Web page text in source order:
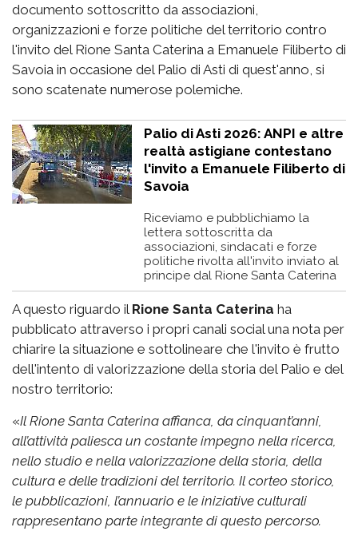
documento sottoscritto da associazioni,
organizzazioni e forze politiche del territorio contro
l'invito del Rione Santa Caterina a Emanuele Filiberto di
Savoia in occasione del Palio di Asti di quest'anno, si
sono scatenate numerose polemiche.
Palio di Asti 2026: ANPI e altre
realtà astigiane contestano
l'invito a Emanuele Filiberto di
Savoia
Riceviamo e pubblichiamo la
lettera sottoscritta da
associazioni, sindacati e forze
politiche rivolta all'invito inviato al
principe dal Rione Santa Caterina
A questo riguardo il Rione Santa Caterina ha
pubblicato attraverso i propri canali social una nota per
chiarire la situazione e sottolineare che l'invito è frutto
dell'intento di valorizzazione della storia del Palio e del
nostro territorio:
«Il Rione Santa Caterina affianca, da cinquant’anni,
all’attività paliesca un costante impegno nella ricerca,
nello studio e nella valorizzazione della storia, della
cultura e delle tradizioni del territorio. Il corteo storico,
le pubblicazioni, l’annuario e le iniziative culturali
rappresentano parte integrante di questo percorso.